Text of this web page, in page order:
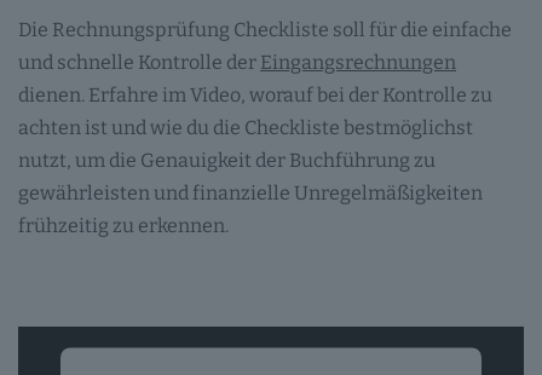
Die Rechnungsprüfung Checkliste soll für die einfache
und schnelle Kontrolle der Eingangsrechnungen
dienen. Erfahre im Video, worauf bei der Kontrolle zu
achten ist und wie du die Checkliste bestmöglichst
nutzt, um die Genauigkeit der Buchführung zu
gewährleisten und finanzielle Unregelmäßigkeiten
frühzeitig zu erkennen.